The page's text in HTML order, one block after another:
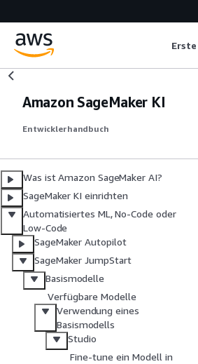
Amazon SageMaker KI
Entwicklerhandbuch
Was ist Amazon SageMaker AI?
SageMaker KI einrichten
Automatisiertes ML, No-Code oder
Low-Code
SageMaker Autopilot
SageMaker JumpStart
Basismodelle
Verfügbare Modelle
Verwendung eines
Basismodells
Studio
Fine-tune ein Modell in